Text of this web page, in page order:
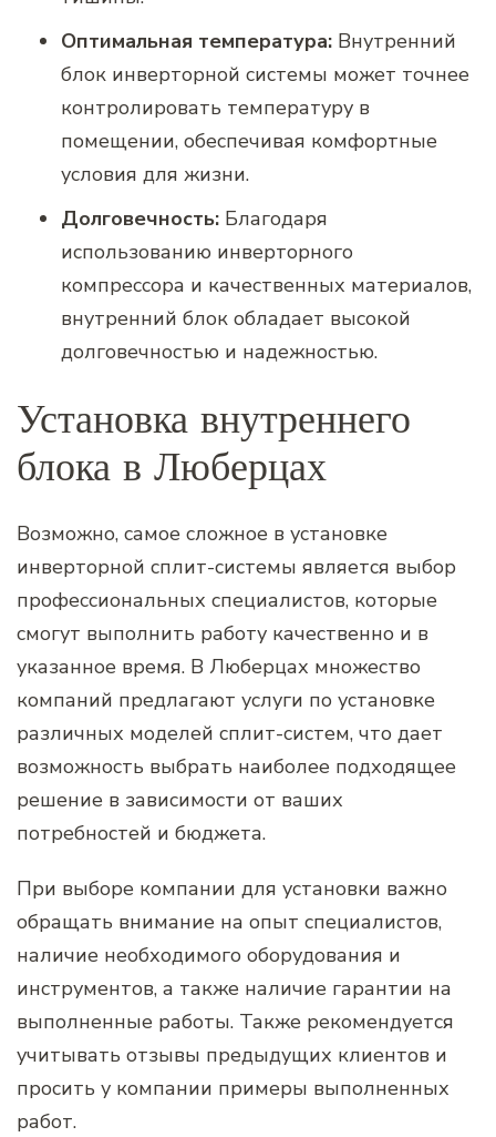
Оптимальная температура: Внутренний
блок инверторной системы может точнее
контролировать температуру в
помещении, обеспечивая комфортные
условия для жизни.
Долговечность: Благодаря
использованию инверторного
компрессора и качественных материалов,
внутренний блок обладает высокой
долговечностью и надежностью.
Установка внутреннего
блока в Люберцах
Возможно, самое сложное в установке
инверторной сплит-системы является выбор
профессиональных специалистов, которые
смогут выполнить работу качественно и в
указанное время. В Люберцах множество
компаний предлагают услуги по установке
различных моделей сплит-систем, что дает
возможность выбрать наиболее подходящее
решение в зависимости от ваших
потребностей и бюджета.
При выборе компании для установки важно
обращать внимание на опыт специалистов,
наличие необходимого оборудования и
инструментов, а также наличие гарантии на
выполненные работы. Также рекомендуется
учитывать отзывы предыдущих клиентов и
просить у компании примеры выполненных
работ.